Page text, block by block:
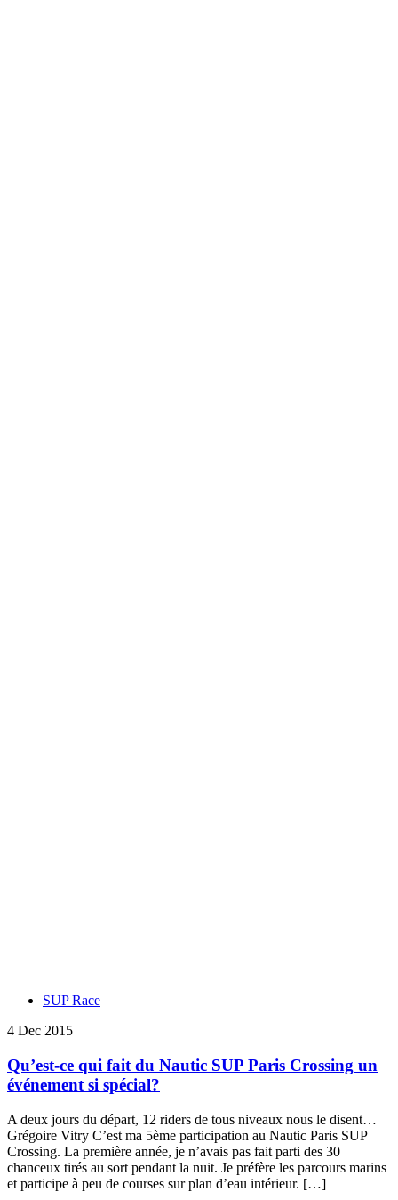
SUP Race
4 Dec 2015
Qu’est-ce qui fait du Nautic SUP Paris Crossing un
événement si spécial?
A deux jours du départ, 12 riders de tous niveaux nous le disent…
Grégoire Vitry C’est ma 5ème participation au Nautic Paris SUP
Crossing. La première année, je n’avais pas fait parti des 30
chanceux tirés au sort pendant la nuit. Je préfère les parcours marins
et participe à peu de courses sur plan d’eau intérieur. […]